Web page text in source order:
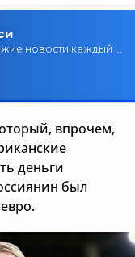
впрочем,
деньги
был